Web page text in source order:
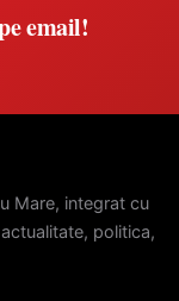
email!
Mare, integrat cu
politica,